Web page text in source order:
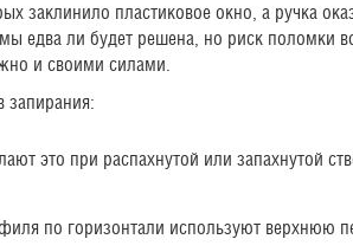
заклинило пластиковое окно, а ручка
ли будет решена, но риск поломки
и своими силами.
запирания:
это при распахнутой или запахнутой
по горизонтали используют верхнюю